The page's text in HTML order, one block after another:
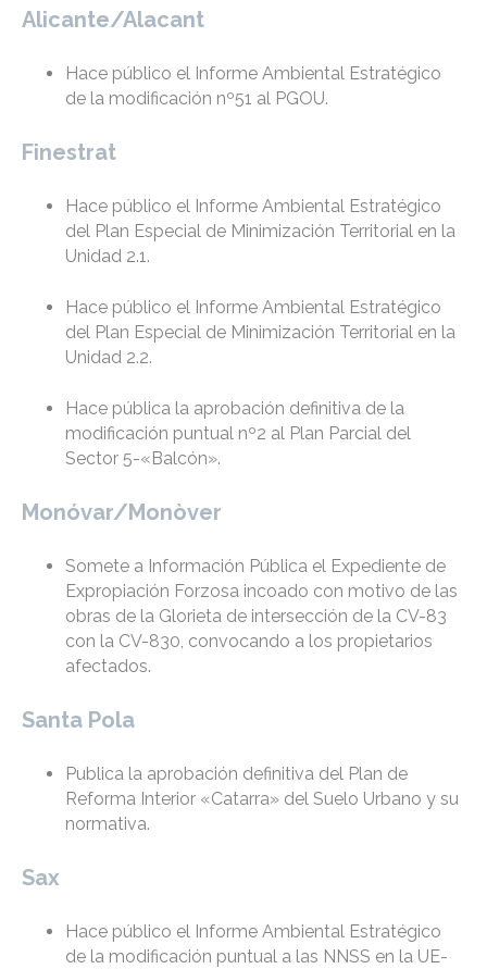
Alicante/Alacant
Hace público el Informe Ambiental Estratégico
de la modificación nº51 al PGOU.
Finestrat
Hace público el Informe Ambiental Estratégico
del Plan Especial de Minimización Territorial en la
Unidad 2.1.
Hace público el Informe Ambiental Estratégico
del Plan Especial de Minimización Territorial en la
Unidad 2.2.
Hace pública la aprobación definitiva de la
modificación puntual nº2 al Plan Parcial del
Sector 5-«Balcón».
Monóvar/Monòver
Somete a Información Pública el Expediente de
Expropiación Forzosa incoado con motivo de las
obras de la Glorieta de intersección de la CV-83
con la CV-830, convocando a los propietarios
afectados.
Santa Pola
Publica la aprobación definitiva del Plan de
Reforma Interior «Catarra» del Suelo Urbano y su
normativa.
Sax
Hace público el Informe Ambiental Estratégico
de la modificación puntual a las NNSS en la UE-